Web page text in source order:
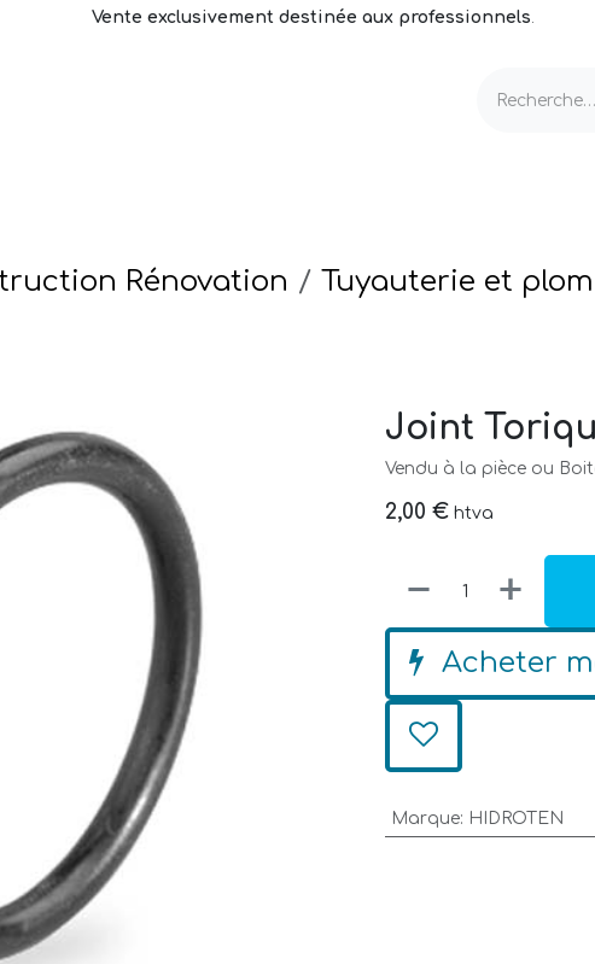
Vente exclusivement destinée aux professionnels.
Rénovation Tuyauterie et
Joint
Vendu à la pièce ou
2,00 € htva
Acheter
Marque: HIDROTEN